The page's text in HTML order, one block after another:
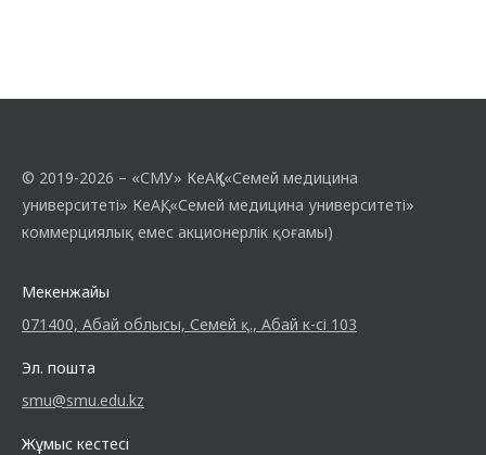
© 2019-2026 – «СМУ» КеАҚ («Семей медицина
университеті» КеАҚ, «Семей медицина университеті»
коммерциялық емес акционерлік қоғамы)
Мекенжайы
071400, Абай облысы, Семей қ., Абай к-сі 103
Эл. пошта
smu@smu.edu.kz
Жұмыс кестесі